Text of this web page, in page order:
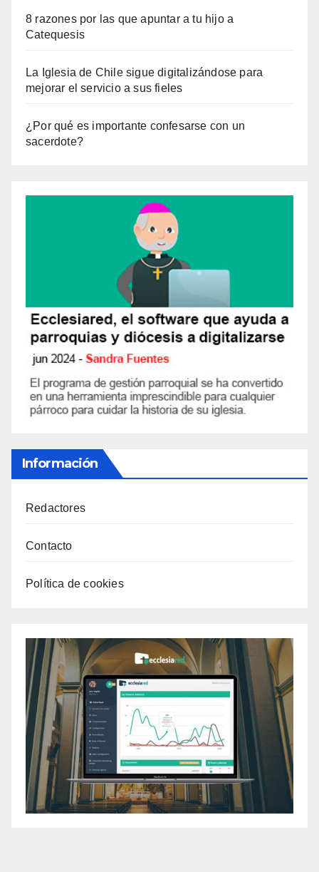
8 razones por las que apuntar a tu hijo a
Catequesis
La Iglesia de Chile sigue digitalizándose para
mejorar el servicio a sus fieles
¿Por qué es importante confesarse con un
sacerdote?
Información
Redactores
Contacto
Política de cookies